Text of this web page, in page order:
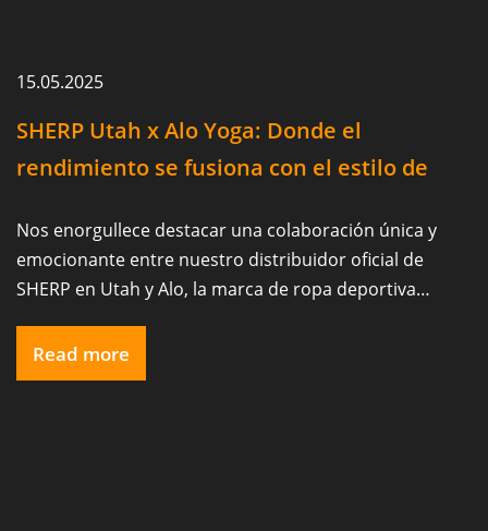
15.05.2025
SHERP Utah x Alo Yoga: Donde el
rendimiento se fusiona con el estilo de
Nos enorgullece destacar una colaboración única y
emocionante entre nuestro distribuidor oficial de
SHERP en Utah y Alo, la marca de ropa deportiva
ver a SHERP Utah liderando alianzas innovadoras con
otras marcas y expandiendo su presencia en los
Read more